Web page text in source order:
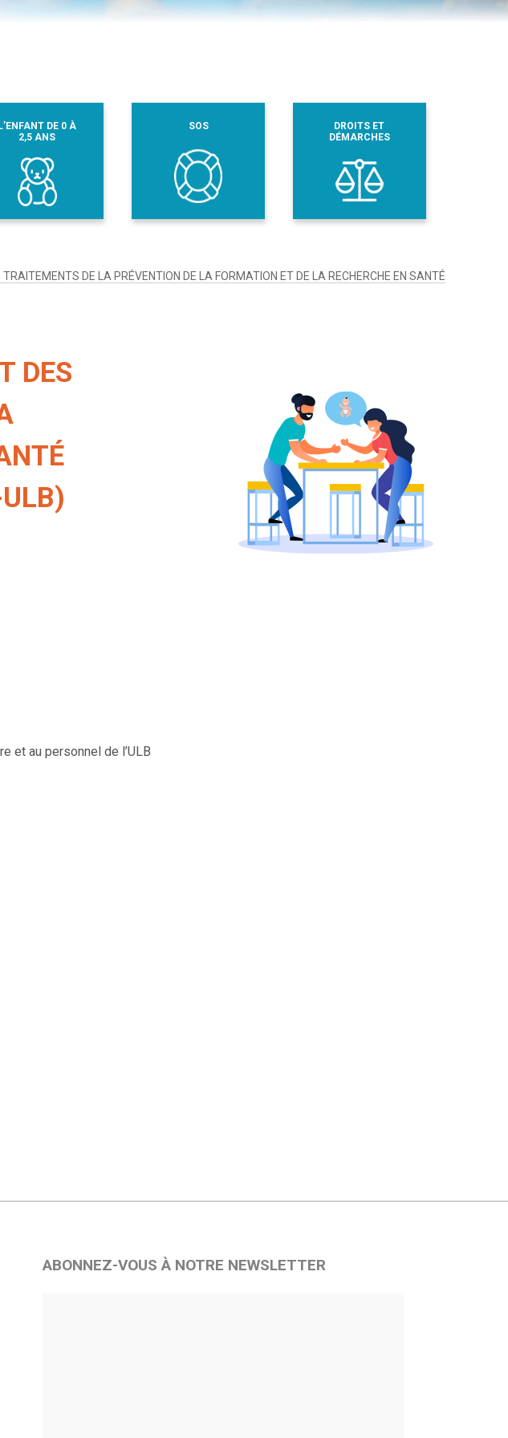
DE 0 À
2,5 ANS
SOS
DROITS ET
DÉMARCHES
DE LA PRÉVENTION DE LA FORMATION ET DE LA RECHERCHE EN SANTÉ
DES
et au personnel de l’ULB
ABONNEZ-VOUS À NOTRE NEWSLETTER